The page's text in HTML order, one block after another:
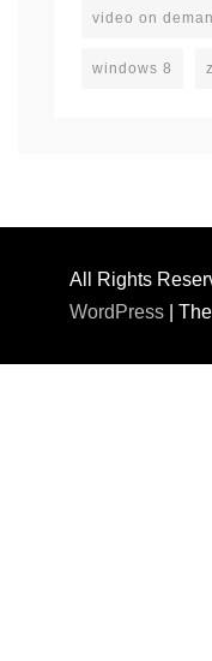
video on
windows 8
All Rights
WordPress